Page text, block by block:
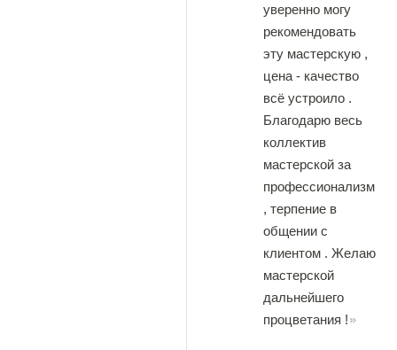
уверенно могу
рекомендовать
эту мастерскую ,
цена - качество
всё устроило .
Благодарю весь
коллектив
мастерской за
профессионализм
, терпение в
общении с
клиентом . Желаю
мастерской
дальнейшего
процветания !